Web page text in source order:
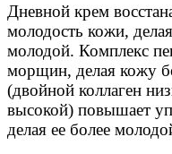
Дневной крем
молодость кожи,
молодой. Комплекс
морщин, делая кожу
(двойной коллаген
высокой) повышает
делая ее более